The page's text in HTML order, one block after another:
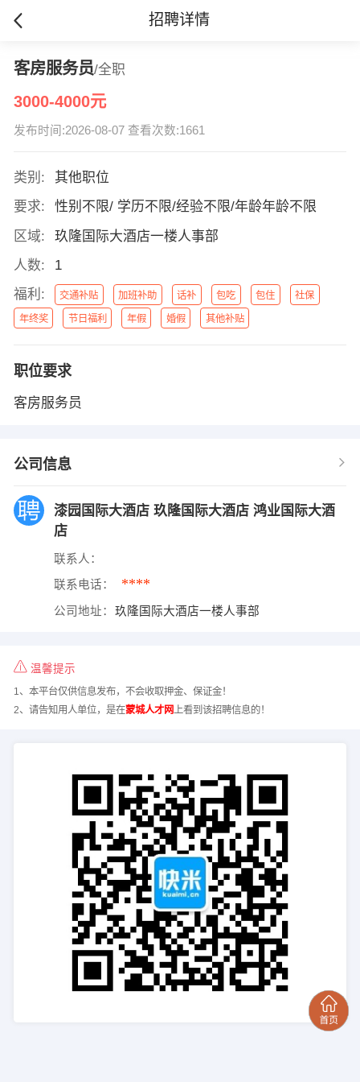
招聘详情
客房服务员/全职
3000-4000元
发布时间:2026-08-07 查看次数:1661
类别:
其他职位
要求:
性别不限/ 学历不限/经验不限/年龄年龄不限
区域:
玖隆国际大酒店一楼人事部
人数:
1
福利:
交通补贴 加班补助 话补 包吃 包住 社保
年终奖 节日福利 年假 婚假 其他补贴
职位要求
客房服务员
公司信息
漆园国际大酒店 玖隆国际大酒店 鸿业国际大酒
店
联系人：
联系电话： ****
公司地址： 玖隆国际大酒店一楼人事部
温馨提示
1、本平台仅供信息发布，不会收取押金、保证金！
2、请告知用人单位，是在蒙城人才网 上看到该招聘信息的！